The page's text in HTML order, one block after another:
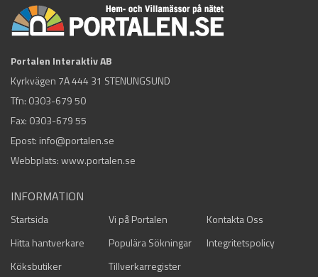
Portalen Interaktiv AB
Kyrkvägen 7A 444 31 STENUNGSUND
Tfn: 0303-679 50
Fax: 0303-679 55
Epost: info@portalen.se
Webbplats: www.portalen.se
INFORMATION
Startsida Vi på Portalen
Kontakta Oss
Hitta hantverkare
Populära Sökningar
Integritetspolicy
Köksbutiker
Tillverkarregister